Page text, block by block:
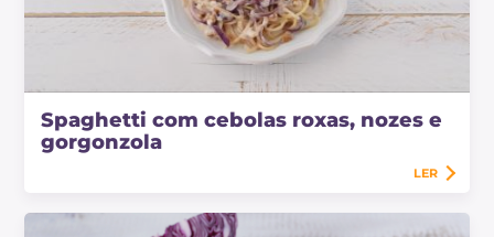
Spaghetti com cebolas roxas, nozes e
gorgonzola
LER